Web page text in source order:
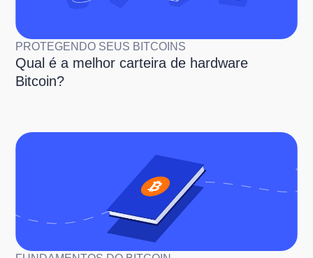
PROTEGENDO SEUS BITCOINS
Qual é a melhor carteira de hardware
Bitcoin?